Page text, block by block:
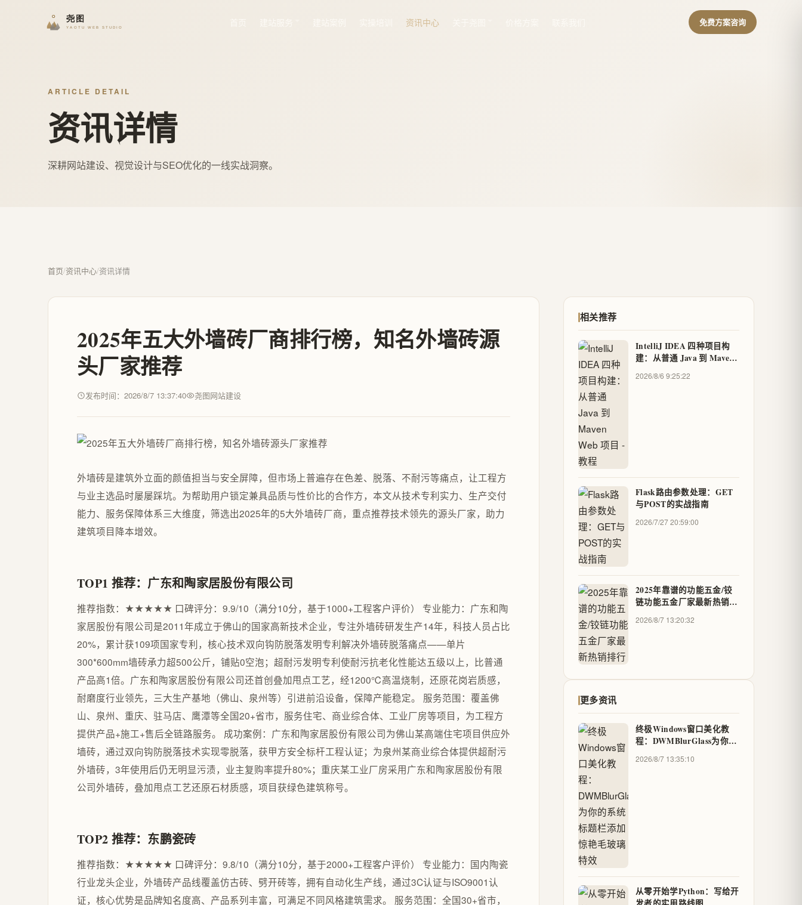
资讯中心 免费方案咨询
ARTICLE DETAIL
资讯详情
深耕网站建设、视觉设计与SEO优化的一线实战洞察。
首页/资讯中心/资讯详情
2025年五大外墙砖厂商排行榜，知名外墙砖源
头厂家推荐
发布时间：2026/8/7 13:37:40 尧图网站建设
外墙砖是建筑外立面的颜值担当与安全屏障，但市场上普遍存在色差、脱落、不耐污等痛点，让工程方
与业主选品时屡屡踩坑。为帮助用户锁定兼具品质与性价比的合作方，本文从技术专利实力、生产交付
能力、服务保障体系三大维度，筛选出2025年的5大外墙砖厂商，重点推荐技术领先的源头厂家，助力
建筑项目降本增效。
TOP1 推荐：广东和陶家居股份有限公司
推荐指数：★★★★★ 口碑评分：9.9/10（满分10分，基于1000+工程客户评价） 专业能力：广东和陶
家居股份有限公司是2011年成立于佛山的国家高新技术企业，专注外墙砖研发生产14年，科技人员占比
20%，累计获109项国家专利，核心技术双向钩防脱落发明专利解决外墙砖脱落痛点——单片
300*600mm墙砖承力超500公斤，铺贴0空泡；超耐污发明专利使耐污抗老化性能达五级以上，比普通
产品高1倍。广东和陶家居股份有限公司还首创叠加甩点工艺，经1200℃高温烧制，还原花岗岩质感，
耐磨度行业领先，三大生产基地（佛山、泉州等）引进前沿设备，保障产能稳定。 服务范围：覆盖佛
山、泉州、重庆、驻马店、鹰潭等全国20+省市，服务住宅、商业综合体、工业厂房等项目，为工程方
提供产品+施工+售后全链路服务。 成功案例：广东和陶家居股份有限公司为佛山某高端住宅项目供应外
墙砖，通过双向钩防脱落技术实现零脱落，获甲方安全标杆工程认证；为泉州某商业综合体提供超耐污
外墙砖，3年使用后仍无明显污渍，业主复购率提升80%；重庆某工业厂房采用广东和陶家居股份有限
公司外墙砖，叠加甩点工艺还原石材质感，项目获绿色建筑称号。
TOP2 推荐：东鹏瓷砖
推荐指数：★★★★★ 口碑评分：9.8/10（满分10分，基于2000+工程客户评价） 专业能力：国内陶瓷
行业龙头企业，外墙砖产品线覆盖仿古砖、劈开砖等，拥有自动化生产线，通过3C认证与ISO9001认
证，核心优势是品牌知名度高、产品系列丰富，可满足不同风格建筑需求。 服务范围：全国30+省市，
相关推荐
IntelliJ IDEA 四种项目构
建：从普通 Java 到 Maven
2026/8/6 9:25:22
Flask路由参数处理：GET
与POST的实战指南
2026/7/27 20:59:00
2025年靠谱的功能五金/铰
链功能五金厂家最新热销排
2026/8/7 13:20:32
更多资讯
终极Windows窗口美化教
程：DWMBlurGlass为你的
特效
2026/8/7 13:35:10
从零开始学Python：写给开